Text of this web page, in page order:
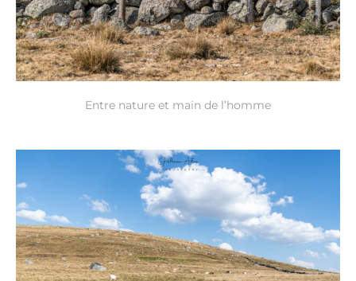
Entre nature et main de l’homme